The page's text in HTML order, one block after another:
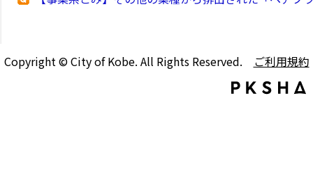
Copyright © City of Kobe. All Rights Reserved. ご利用規約